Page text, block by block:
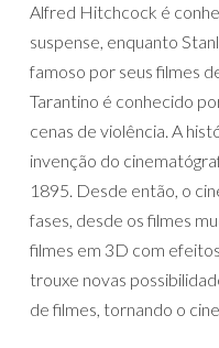
Alfred Hitchcock é
suspense, enquanto
famoso por seus filmes
Tarantino é conhecido
cenas de violência. A
invenção do
1895. Desde então, o
fases, desde os filmes
filmes em 3D com
trouxe novas
de filmes, tornando o